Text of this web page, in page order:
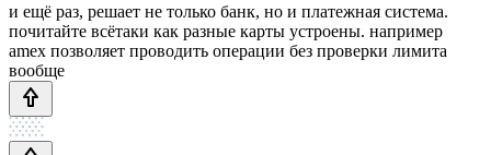
и ещё раз, решает не только банк, но и платежная система.
почитайте всётаки как разные карты устроены. например
amex позволяет проводить операции без проверки лимита
вообще